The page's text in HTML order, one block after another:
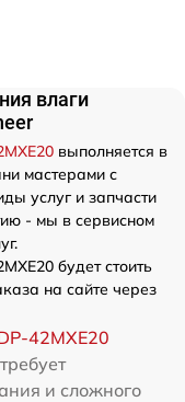
влаги
выполняется в
мастерами с
услуг и запчасти
- мы в сервисном
будет стоить
на сайте через
42MXE20
и сложного